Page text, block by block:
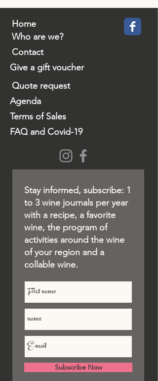
Who are we?
Home
Contact
Give a gift voucher
Quote request
Agenda
Terms of Sales
FAQ and Covid-19
Stay informed, subscribe: 1
to 3 wine journals per year
with a recipe, a favorite
wine, the program of
activities around the wine
of your region and a
collable wine.
Subscribe Now